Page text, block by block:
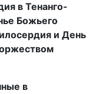
в Тенанго-
Божьего
и День
в